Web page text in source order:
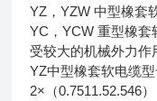
YZ，YZW 中型橡套
YC，YCW 重型橡套
受较大的机械外力作
YZ中型橡套软电缆型
2×（0.7511.52.546）